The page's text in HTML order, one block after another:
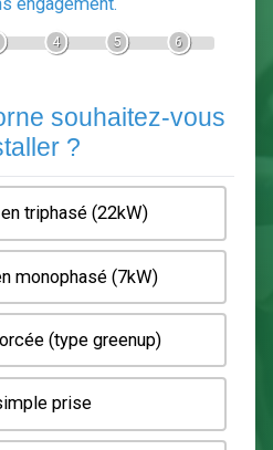
borne de
3 devis comparatifs
sans engagement.
3 6
borne souhaitez-
installer ?
en triphasé (22kW)
en monophasé (7kW)